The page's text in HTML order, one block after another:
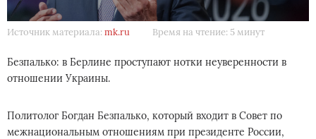
Источник материала: mk.ru Время на чтение: 5 минут
Безпалько: в Берлине проступают нотки неуверенности в
отношении Украины.
Политолог Богдан Безпалько, который входит в Совет по
межнациональным отношениям при президенте России,